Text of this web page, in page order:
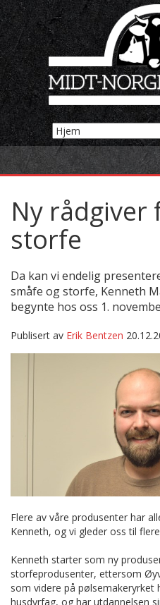
Ny rådgiver
storfe
Da kan vi endelig
småfe og storfe, Kenneth
begynte hos oss 1.
Publisert av Erik Bentzen
Flere av våre produsenter har
Kenneth, og vi gleder oss til
Kenneth starter som ny
storfeprodusenter, ettersom
som videre på pølsemakeryrket
husdyrfag, og har utdannelsen